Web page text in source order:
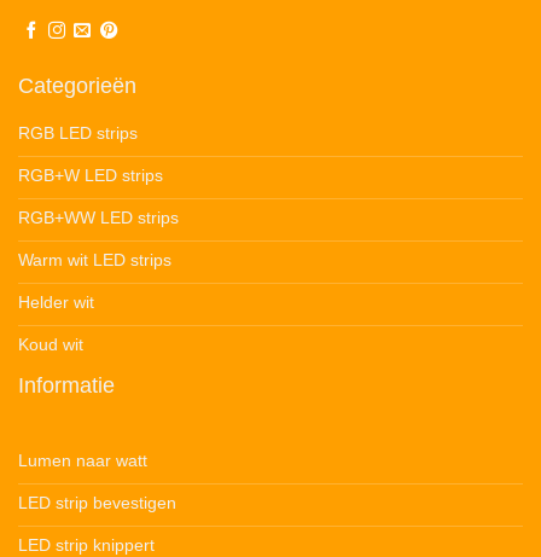
Categorieën
RGB LED strips
RGB+W LED strips
RGB+WW LED strips
Warm wit LED strips
Helder wit
Koud wit
Informatie
Lumen naar watt
LED strip bevestigen
LED strip knippert